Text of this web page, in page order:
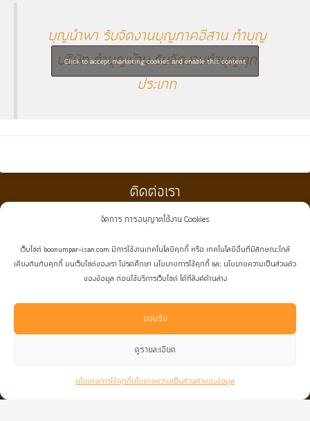
จัดการ การอนุญาตใช้งาน Cookies
เว็บไซต์ boonumpar-isan.com มีการใช้งานเทคโนโลยีคุกกี้ หรือ เทคโนโลยีอื่นที่มีลักษณะใกล้
เคียงกันกับคุกกี้ บนเว็บไซต์ของเรา โปรดศึกษา นโยบายการใช้คุกกี้ และ นโยบายความเป็นส่วนตัว
ของข้อมูล ก่อนใช้บริการเว็บไซต์ ได้ที่ลิงค์ด้านล่าง
ยอมรับ
ดูรายละเอียด
นโยบายการใช้คุกกี้นโยบายความเป็นส่วนตัวของข้อมูล
บุญนำพา รับจัดงานบุญภาคอีสาน ทำบุญ
บริษัท ทำบุญบ้าน รับจัดงานทำบุญทุก
ประเภท
Click to accept marketing cookies and enable this content
ติดต่อเรา
:0891454922,0829661999(กดโทรเลย)
:boonumpar.isan@gmail.com
:facebook.com/boonumpar.isan
:@boonumpar.isan(ใส่@นำหน้าด้วย^^)